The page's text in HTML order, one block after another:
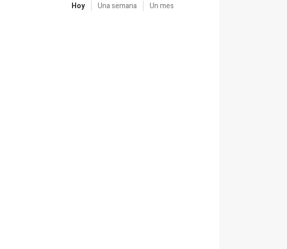
Hoy Una semana Un mes